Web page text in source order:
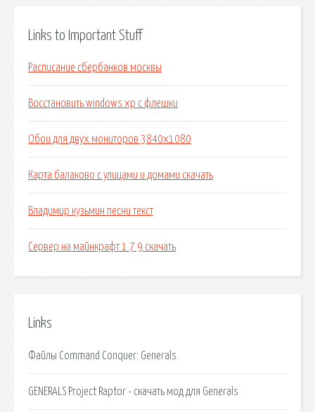
Links to Important Stuff
Расписание сбербанков москвы
Восстановить windows xp с флешки
Обои для двух мониторов 3840х1080
Карта балаково с улицами и домами скачать
Владимир кузьмин песни текст
Сервер на майнкрафт 1 7 9 скачать
Links
Файлы Command Conquer: Generals.
GENERALS Project Raptor - скачать мод для Generals